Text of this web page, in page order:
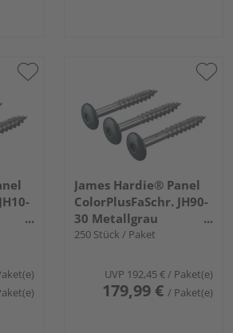
James Hardie® Panel
ColorPlusFaSchr. JH90-
30 Metallgrau
38x4,8mm
250 Stück / Paket
UVP 192,45 €/ Paket(e)
179,99 € / Paket(e)